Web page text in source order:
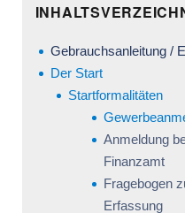
Gebrauchsanleitung /
Der Start
Startformalitäten
Anmeldung
Finanzamt
Fragebogen
Erfassung